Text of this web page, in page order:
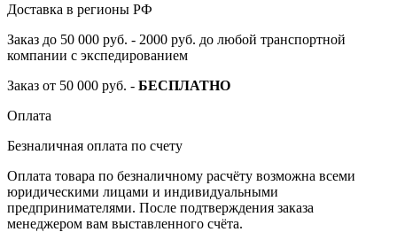
Доставка в регионы РФ
Заказ до 50 000 руб. - 2000 руб. до любой транспортной
компании с экспедированием
Заказ от 50 000 руб. - БЕСПЛАТНО
Оплата
Безналичная оплата по счету
Оплата товара по безналичному расчёту возможна всеми
юридическими лицами и индивидуальными
предпринимателями. После подтверждения заказа
менеджером вам выставленного счёта.